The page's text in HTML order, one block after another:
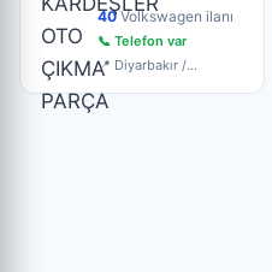
40Volkswagen ilanı
📞 Telefon var
📍 Diyarbakır /
Sanayi